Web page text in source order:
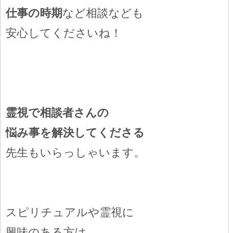
仕事の時期など相談なども
安心してくださいね！
霊視で相談者さんの
悩み事を解決してくださる
先生もいらっしゃいます。
スピリチュアルや霊視に